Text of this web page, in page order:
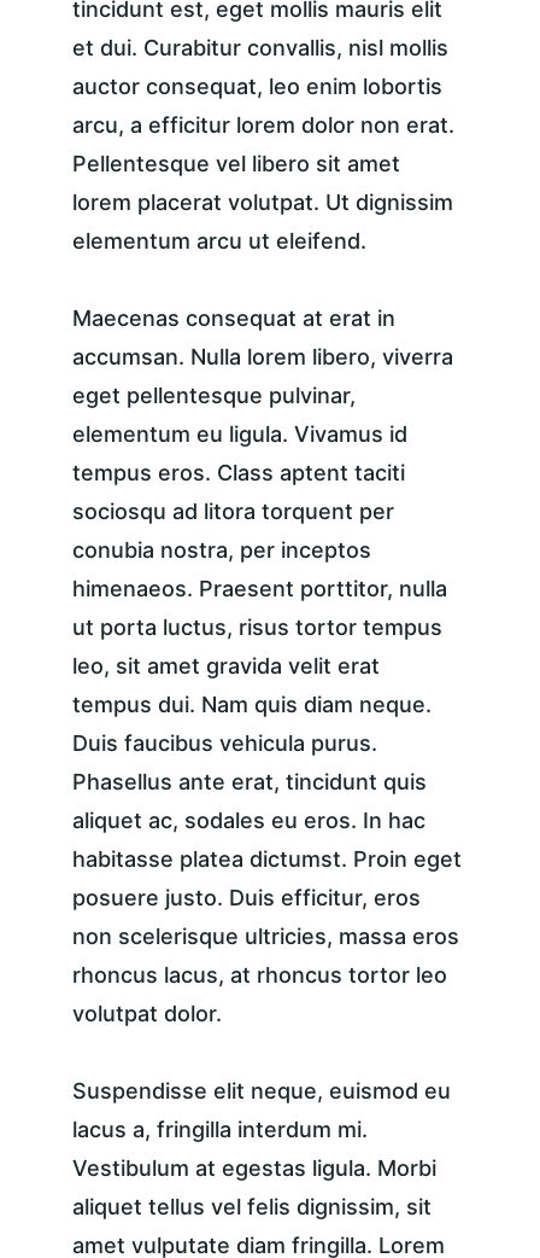
tincidunt est, eget mollis mauris elit
et dui. Curabitur convallis, nisl mollis
auctor consequat, leo enim lobortis
arcu, a efficitur lorem dolor non erat.
Pellentesque vel libero sit amet
lorem placerat volutpat. Ut dignissim
elementum arcu ut eleifend.
Maecenas consequat at erat in
accumsan. Nulla lorem libero, viverra
eget pellentesque pulvinar,
elementum eu ligula. Vivamus id
tempus eros. Class aptent taciti
sociosqu ad litora torquent per
conubia nostra, per inceptos
himenaeos. Praesent porttitor, nulla
ut porta luctus, risus tortor tempus
leo, sit amet gravida velit erat
tempus dui. Nam quis diam neque.
Duis faucibus vehicula purus.
Phasellus ante erat, tincidunt quis
aliquet ac, sodales eu eros. In hac
habitasse platea dictumst. Proin eget
posuere justo. Duis efficitur, eros
non scelerisque ultricies, massa eros
rhoncus lacus, at rhoncus tortor leo
volutpat dolor.
Suspendisse elit neque, euismod eu
lacus a, fringilla interdum mi.
Vestibulum at egestas ligula. Morbi
aliquet tellus vel felis dignissim, sit
amet vulputate diam fringilla. Lorem